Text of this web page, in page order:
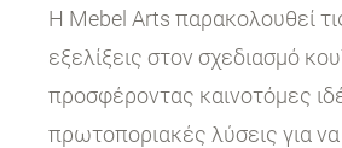
Η Mebel Arts παρακολουθεί
εξελίξεις στον σχεδιασμό
προσφέροντας καινοτόμες
πρωτοποριακές λύσεις για